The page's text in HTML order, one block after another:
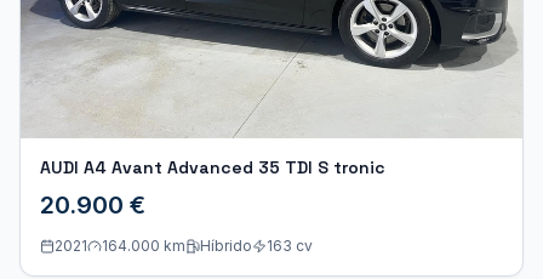
AUDI A4 Avant Advanced 35 TDI S tronic
20.900 €
2021 164.000 km Híbrido 163 cv